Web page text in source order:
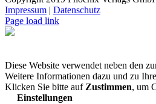
Impressum | Datenschutz
Page load link
Diese Website verwendet neben den
Weitere Informationen dazu und zu
Klicken Sie bitte auf Zustimmen, um
Einstellungen